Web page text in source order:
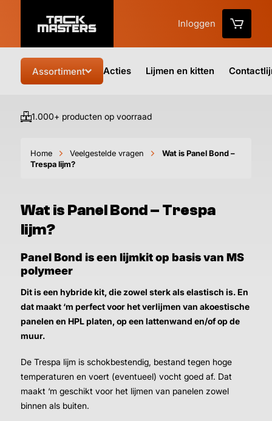
Inloggen
Assortiment Acties Lijmen en kitten
1.000+ producten op voorraad
Home Veelgestelde vragen
Wat is Panel Bond –
Trespa lijm?
Wat is Panel Bond – Trespa
lijm?
Panel Bond is een lijmkit op basis van MS
polymeer
Dit is een hybride kit, die zowel sterk als elastisch is.En
dat maakt ‘m perfect voor het verlijmen van akoestische
panelen en HPL platen, op een lattenwand en/of op de
muur.
De Trespa lijm is schokbestendig, bestand tegen hoge
temperaturen en voert (eventueel) vocht goed af. Dat
maakt ‘m geschikt voor het lijmen van panelen zowel
binnen als buiten.